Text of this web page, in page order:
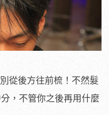
從後方往前梳！不然髮
，不管你之後再用什麼